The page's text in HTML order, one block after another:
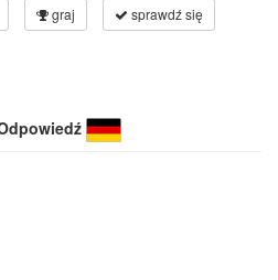
graj sprawdź się